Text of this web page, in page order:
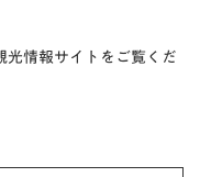
光情報サイトをご覧くだ